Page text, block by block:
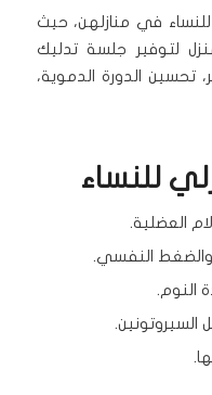
في منازلهن، حيث
لتوفير جلسة تدليك
تحسين الدورة الدموية،
للنساء
العضلية.
والضغط النفسي.
النوم.
السيروتونين.